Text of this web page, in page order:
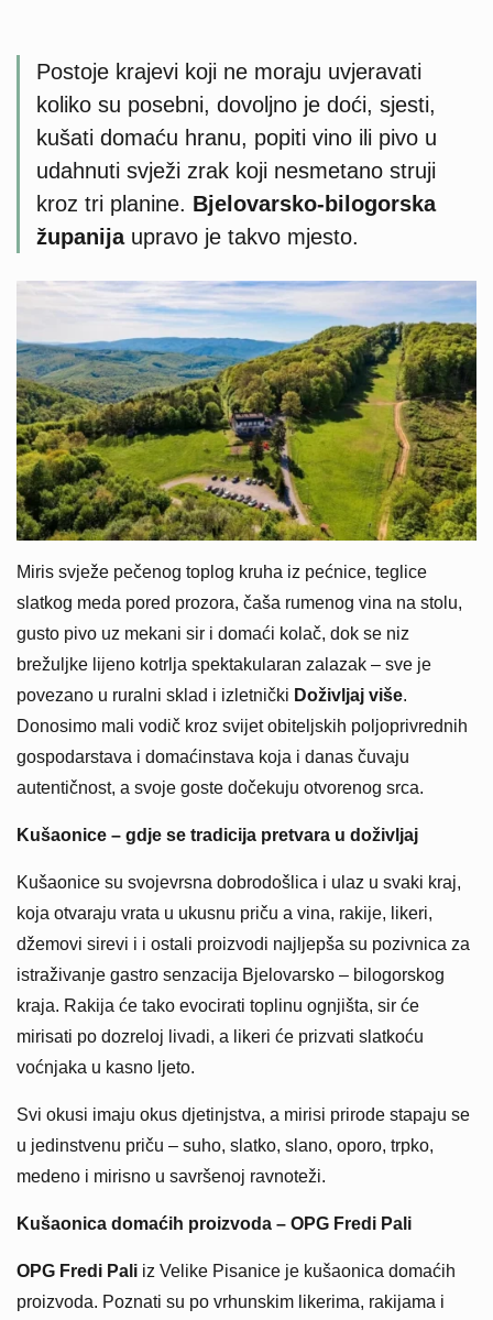
Postoje krajevi koji ne moraju uvjeravati
koliko su posebni, dovoljno je doći, sjesti,
kušati domaću hranu, popiti vino ili pivo u
udahnuti svježi zrak koji nesmetano struji
kroz tri planine. Bjelovarsko-bilogorska
županijaupravo je takvo mjesto.
Miris svježe pečenog toplog kruha iz pećnice, teglice
slatkog meda pored prozora, čaša rumenog vina na stolu,
gusto pivo uz mekani sir i domaći kolač, dok se niz
brežuljke lijeno kotrlja spektakularan zalazak – sve je
povezano u ruralni sklad i izletnički Doživljaj više.
Donosimo mali vodič kroz svijet obiteljskih poljoprivrednih
gospodarstava i domaćinstava koja i danas čuvaju
autentičnost, a svoje goste dočekuju otvorenog srca.
Kušaonice – gdje se tradicija pretvara u doživljaj
Kušaonice su svojevrsna dobrodošlica i ulaz u svaki kraj,
koja otvaraju vrata u ukusnu priču a vina, rakije, likeri,
džemovi sirevi i i ostali proizvodi najljepša su pozivnica za
istraživanje gastro senzacija Bjelovarsko – bilogorskog
kraja. Rakija će tako evocirati toplinu ognjišta, sir će
mirisati po dozreloj livadi, a likeri će prizvati slatkoću
voćnjaka u kasno ljeto.
Svi okusi imaju okus djetinjstva, a mirisi prirode stapaju se
u jedinstvenu priču – suho, slatko, slano, oporo, trpko,
medeno i mirisno u savršenoj ravnoteži.
Kušaonica domaćih proizvoda – OPG Fredi Pali
OPG Fredi Pali iz Velike Pisanice je kušaonica domaćih
proizvoda. Poznati su po vrhunskim likerima, rakijama i